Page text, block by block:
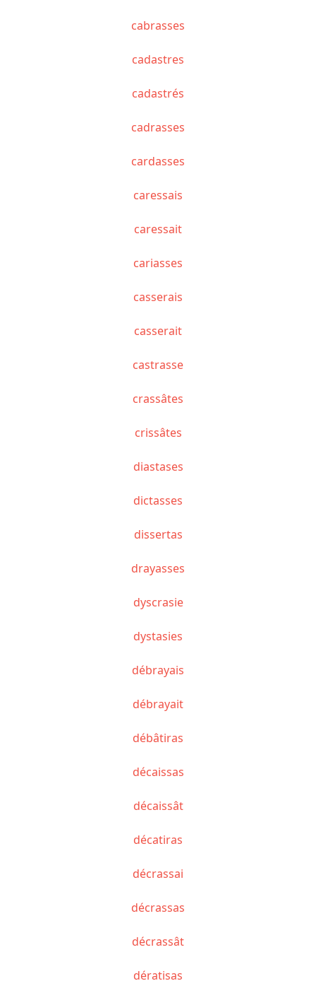
cabrasses
cadastres
cadastrés
cadrasses
cardasses
caressais
caressait
cariasses
casserais
casserait
castrasse
crassâtes
crissâtes
diastases
dictasses
dissertas
drayasses
dyscrasie
dystasies
débrayais
débrayait
débâtiras
décaissas
décaissât
décatiras
décrassai
décrassas
décrassât
dératisas